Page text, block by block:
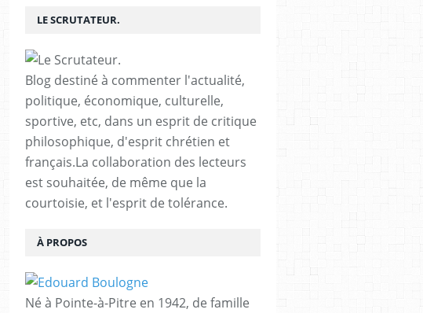
LE SCRUTATEUR.
Blog destiné à commenter l'actualité,
politique, économique, culturelle,
sportive, etc, dans un esprit de critique
philosophique, d'esprit chrétien et
français.La collaboration des lecteurs
est souhaitée, de même que la
courtoisie, et l'esprit de tolérance.
À PROPOS
Né à Pointe-à-Pitre en 1942, de famille